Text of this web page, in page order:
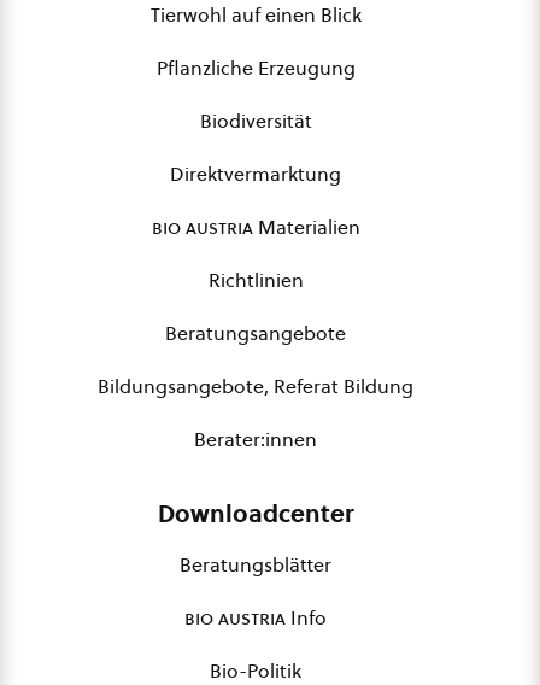
Tierwohl auf einen Blick
Pflanzliche Erzeugung
Biodiversität
Direktvermarktung
bio austriaMaterialien
Richtlinien
Beratungsangebote
Bildungsangebote, Referat Bildung
Berater:innen
Downloadcenter
Beratungsblätter
bio austria Info
Bio-Politik